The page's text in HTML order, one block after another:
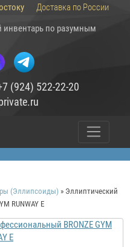
Доставка по России
инвентарь по разумным
(924) 522-22-20
(Эллипсоиды) » Эллиптический
RUNWAY E